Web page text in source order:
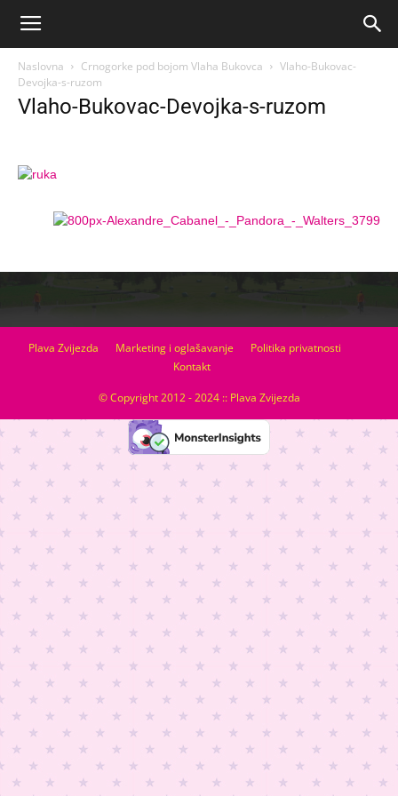
Naslovna Crnogorke pod bojom Vlaha Bukovca
Vlaho-Bukovac-
Devojka-s-ruzom
Vlaho-Bukovac-Devojka-s-ruzom
Plava Zvijezda Marketing i oglašavanje
Politika privatnosti
Kontakt
© Copyright 2012 - 2024 :: Plava Zvijezda